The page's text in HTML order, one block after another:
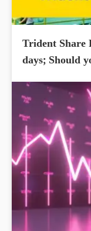
Trident Share
days; Should